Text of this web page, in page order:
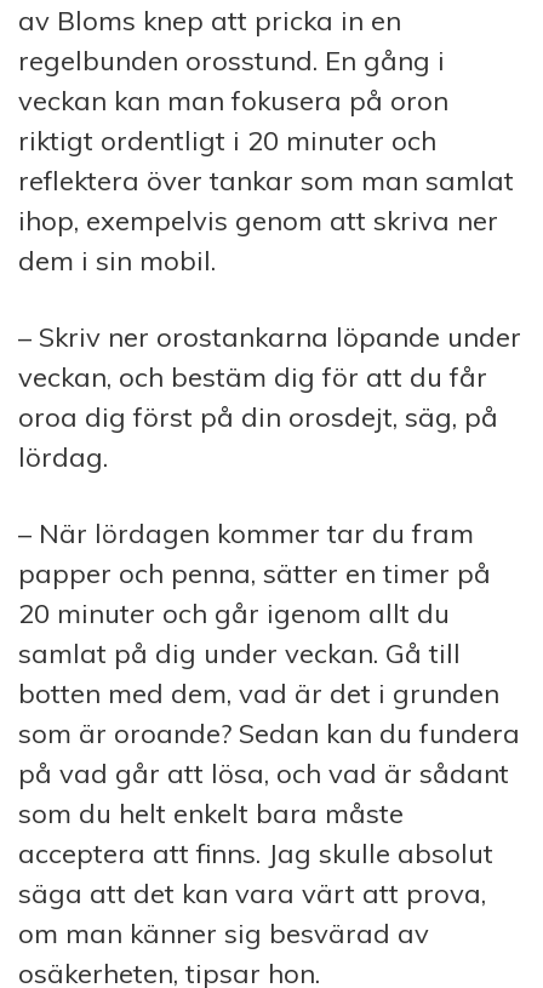
av Bloms knep att pricka in en
regelbunden orosstund. En gång i
veckan kan man fokusera på oron
riktigt ordentligt i 20 minuter och
reflektera över tankar som man samlat
ihop, exempelvis genom att skriva ner
dem i sin mobil.
– Skriv ner orostankarna löpande under
veckan, och bestäm dig för att du får
oroa dig först på din orosdejt, säg, på
lördag.
– När lördagen kommer tar du fram
papper och penna, sätter en timer på
20 minuter och går igenom allt du
samlat på dig under veckan. Gå till
botten med dem, vad är det i grunden
som är oroande? Sedan kan du fundera
på vad går att lösa, och vad är sådant
som du helt enkelt bara måste
acceptera att finns. Jag skulle absolut
säga att det kan vara värt att prova,
om man känner sig besvärad av
osäkerheten, tipsar hon.